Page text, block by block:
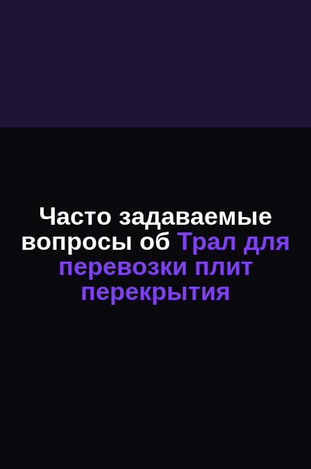
Часто задаваемые
вопросы об Трал для
перевозки плит
перекрытия